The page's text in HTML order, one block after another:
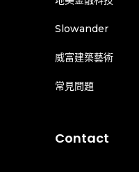
Slowander
威富建築藝術
常見問題
Contact